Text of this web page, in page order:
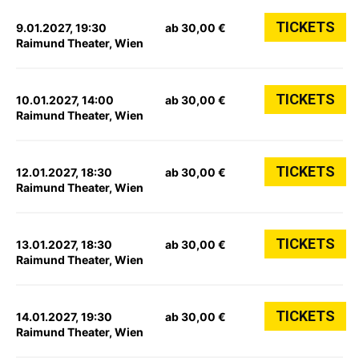
9.01.2027, 19:30
Raimund Theater, Wien
ab 30,00 € TICKETS
10.01.2027, 14:00
Raimund Theater, Wien
ab 30,00 € TICKETS
12.01.2027, 18:30
Raimund Theater, Wien
ab 30,00 € TICKETS
13.01.2027, 18:30
Raimund Theater, Wien
ab 30,00 € TICKETS
14.01.2027, 19:30
Raimund Theater, Wien
ab 30,00 € TICKETS